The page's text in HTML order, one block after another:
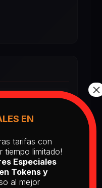
Part II
EN
tarifas con
tiempo limitado!
Especiales
Tokens y
al mejor
×